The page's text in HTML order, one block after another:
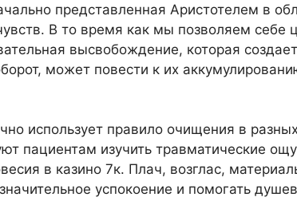
представленная Аристотелем в
В то время как мы позволяем себе
высвобождение, которая
может повести к их
использует правило очищения в
пациентам изучить травматические
в казино 7к. Плач, возглас,
успокоение и помогать